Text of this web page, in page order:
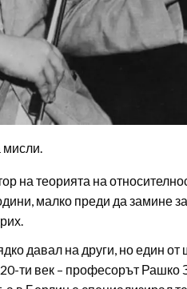
на теорията на
малко преди да замине
давал на други, но един
ти век – професорът Рашко